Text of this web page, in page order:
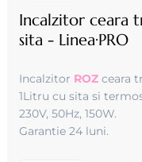
Incalzitor ceara
sita - Linea·PRO
Incalzitor ROZceara
1Litru cu sita si
230V, 50Hz, 150W.
Garantie 24 luni.